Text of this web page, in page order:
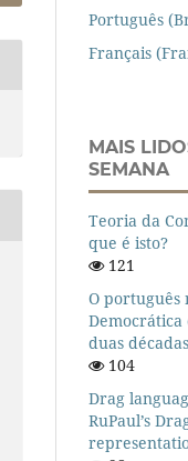
Português
Français
MAIS
SEMANA
Teoria da
que é isto?
121
O português
Democrática
duas
104
Drag
RuPaul’s